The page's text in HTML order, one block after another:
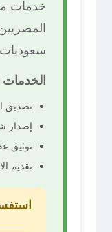
خدمات
الخدمات
تصديق
إصدار
توثيق
تقديم